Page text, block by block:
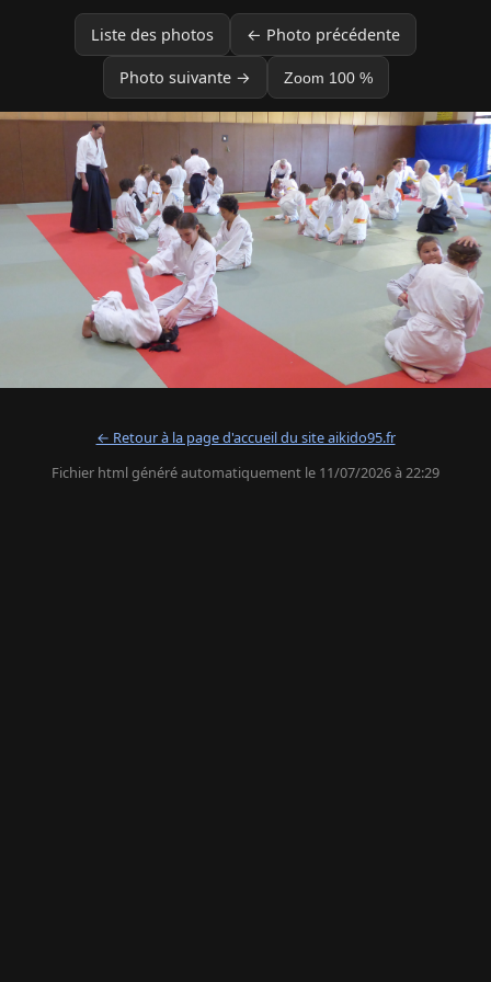
Liste des photos ← Photo précédente
Photo suivante → Zoom 100 %
← Retour à la page d'accueil du site aikido95.fr
Fichier html généré automatiquement le 11/07/2026 à 22:29